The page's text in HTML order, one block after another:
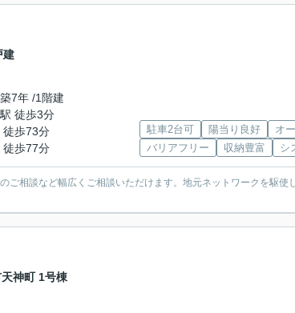
建
7年 /1階建
駅 徒歩3分
徒歩73分
徒歩77分
駐車2台可 陽当り良好
オ
バリアフリー
収納豊富 シ
ご相談など幅広くご相談いただけます。地元ネットワークを駆使
神町 1号棟